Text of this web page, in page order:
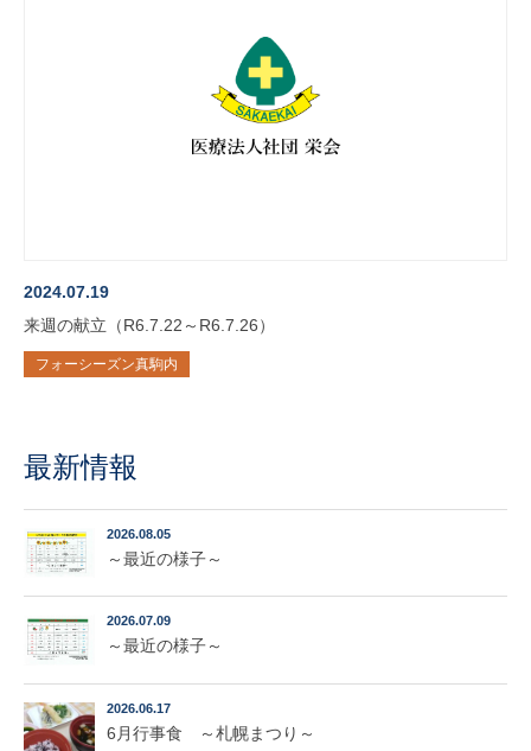
2024.07.19
来週の献立（R6.7.22～R6.7.26）
フォーシーズン真駒内
最新情報
2026.08.05
～最近の様子～
2026.07.09
～最近の様子～
2026.06.17
6月行事食 ～札幌まつり～